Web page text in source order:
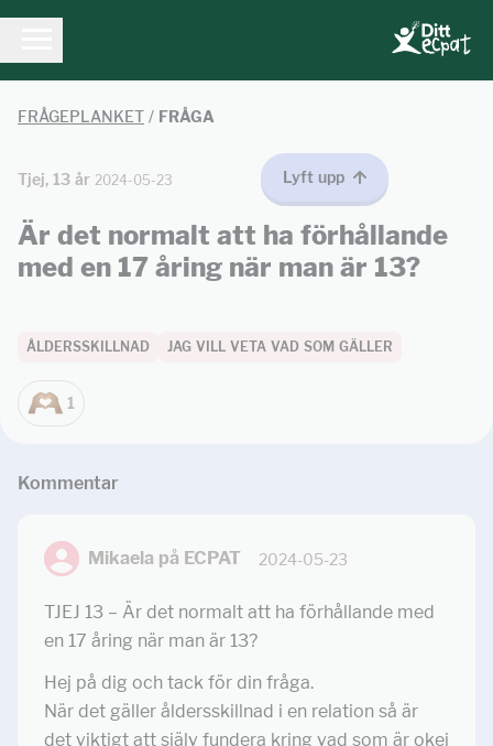
FRÅGEPLANKET / FRÅGA
Tjej, 13 år 2024-05-23 Lyft upp
Är det normalt att ha förhållande
med en 17 åring när man är 13?
ÅLDERSSKILLNAD JAG VILL VETA VAD SOM GÄLLER
1
Kommentar
Mikaela på ECPAT 2024-05-23
TJEJ 13 – Är det normalt att ha förhållande med
en 17 åring när man är 13?
Hej på dig och tack för din fråga.
När det gäller åldersskillnad i en relation så är
det viktigt att själv fundera kring vad som är okej